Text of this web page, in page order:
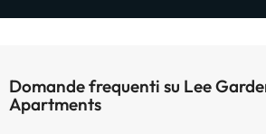
Domande frequenti su Lee
Apartments